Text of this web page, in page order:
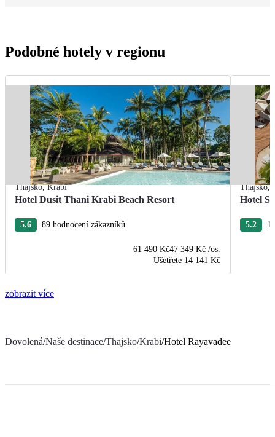
Podobné hotely v regionu
Thajsko,Krabi
Hotel Dusit Thani Krabi Beach Resort
5.6 89 hodnocení zákazníků
61 490 Kč47 349 Kč /os.
Ušetřete 14 141 Kč
Thajsko,
Hotel
5.2
zobrazit více
Dovolená/Naše destinace/Thajsko/Krabi/Hotel Rayavadee